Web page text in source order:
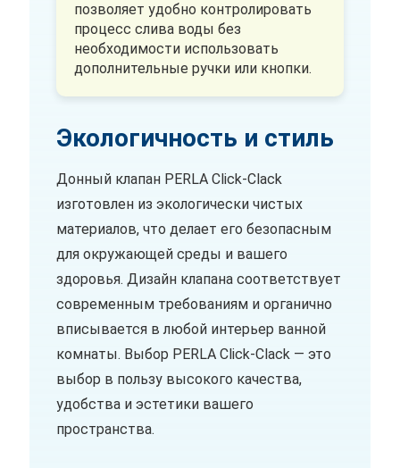
позволяет удобно контролировать
процесс слива воды без
необходимости использовать
дополнительные ручки или кнопки.
Экологичность и стиль
Донный клапан PERLA Click-Clack
изготовлен из экологически чистых
материалов, что делает его безопасным
для окружающей среды и вашего
здоровья. Дизайн клапана соответствует
современным требованиям и органично
вписывается в любой интерьер ванной
комнаты. Выбор PERLA Click-Clack — это
выбор в пользу высокого качества,
удобства и эстетики вашего
пространства.